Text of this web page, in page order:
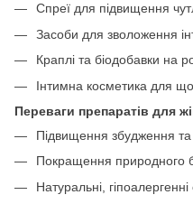
Спреї для підвищення
Засоби для зволоження
Краплі та біодобавки на
Інтимна косметика для
Переваги препаратів для
Підвищення збудження та
Покращення природного
Натуральні,